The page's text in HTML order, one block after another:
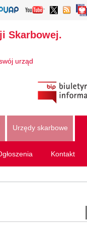
Skarbowej.
urząd
Urzędy skarbowe
Kontakt